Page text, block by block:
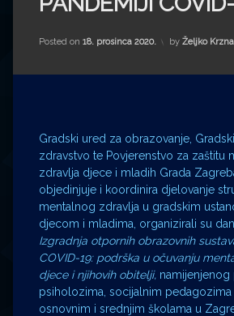
Impressum
Milenko Strižak
Drugi autori
Drugi autori
Željko Krznarić
Mario Lovreković
Miroslav Šantek
Posted on 18. prosinca 2020. by Željko
Gradski ured za obrazovanje,
zdravstvo te Povjerenstvo za zaštitu
zdravlja djece i mladih Grada
objedinjuje i koordinira djelovanje
mentalnog zdravlja u gradskim
djecom i mladima, organizirali su
Izgradnja otpornih obrazovnih
COVID-19: podrška u očuvanju
djece i njihovih obitelji, namijenjenog
psiholozima, socijalnim
osnovnim i srednjim školama u